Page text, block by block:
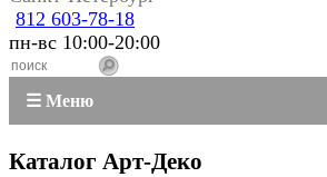
812 603-78-18
пн-вс 10:00-20:00
☰ Меню
Каталог Арт-Деко